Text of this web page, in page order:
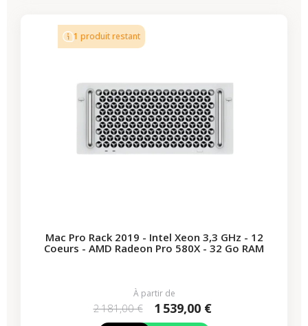
1 produit restant
Mac Pro Rack 2019 - Intel Xeon 3,3 GHz - 12
Coeurs - AMD Radeon Pro 580X - 32 Go RAM
À partir de
2 181,00 € 1 539,00 €